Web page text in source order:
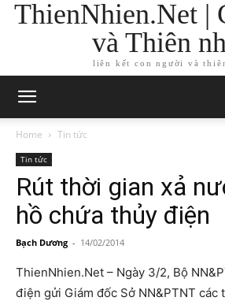
ThienNhien.Net |
và Thiên
liên kết con người và
Home Tin tức
Tin tức
Rút thời gian xả
hồ chứa thủy điện
Bạch Dương - 14/02/2014
ThienNhien.Net – Ngày 3/2, Bộ
điện gửi Giám đốc Sở NN&PTNT các